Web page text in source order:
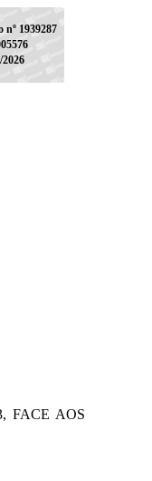
nº 1939287
FACE AOS